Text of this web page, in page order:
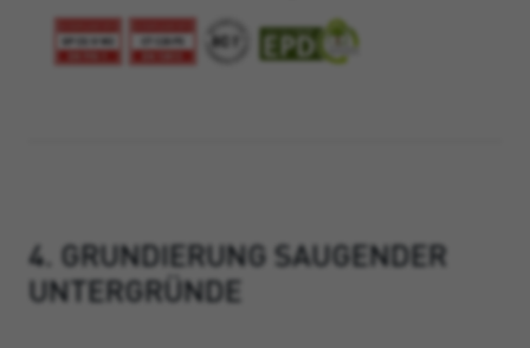
4. GRUNDIERUNG SAUGENDER
UNTERGRÜNDE